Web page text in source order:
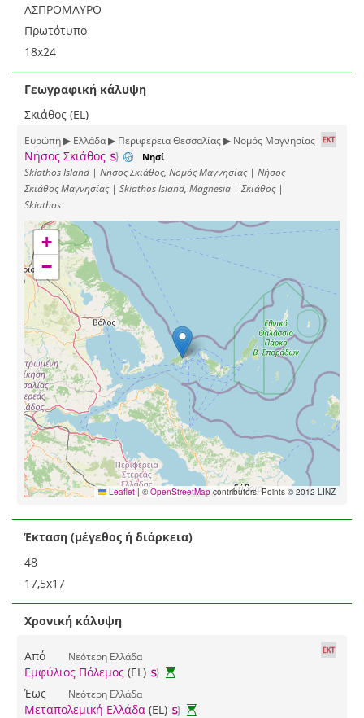
ΑΣΠΡΟΜΑΥΡΟ
Πρωτότυπο
18x24
Γεωγραφική κάλυψη
Σκιάθος (EL)
Ευρώπη ▶ Ελλάδα ▶ Περιφέρεια Θεσσαλίας ▶ Νομός Μαγνησίας
Νήσος Σκιάθος Νησί
Skiathos Island | Νήσος Σκιάθος, Νομός Μαγνησίας | Νήσος
Σκιάθος Μαγνησίας | Skiathos Island, Magnesia | Σκιάθος |
Skiathos
+
−
Leaflet | ©OpenStreetMapcontributors, Points © 2012 LINZ
Έκταση (μέγεθος ή διάρκεια)
48
17,5x17
Χρονική κάλυψη
Από Νεότερη Ελλάδα
Εμφύλιος Πόλεμος (EL)
Έως
Νεότερη Ελλάδα
Μεταπολεμική Ελλάδα (EL)